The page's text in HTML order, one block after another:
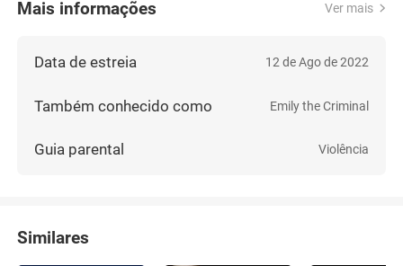
Mais informações Ver mais
Data de estreia 12 de Ago de 2022
Também conhecido como Emily the Criminal
Guia parental Violência
Similares